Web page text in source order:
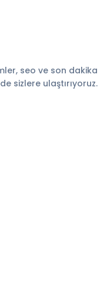
seo ve son dakika
sizlere ulaştırıyoruz.